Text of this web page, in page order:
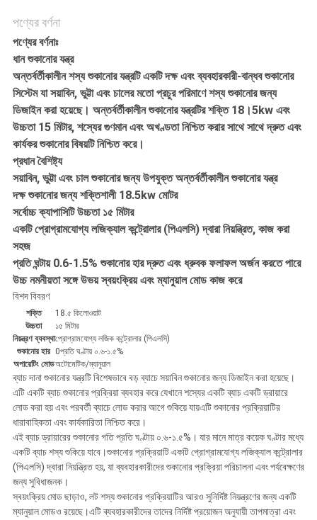
নীতি
পণ্যের বর্ণনা
পণ্যের বর্ণনাঃ
ধান শুকানোর যন্ত্র
অন্তর্বর্তীকালীন শস্য শুকানোর যন্ত্রটি একটি দক্ষ এবং ব্যবহারকারী-বান্ধব শুকানোর
সিস্টেম যা সয়াবিন, ভুট্টা এবং চালের মতো প্রচুর পরিমাণে শস্য শুকানোর জন্য
ডিজাইন করা হয়েছে। অন্তর্বর্তীকালীন শুকানোর যন্ত্রটির শক্তি 18।5kw এবং
উচ্চতা 15 মিটার, শস্যের গুণমান এবং অখণ্ডতা নিশ্চিত করার সাথে সাথে দ্রুত এবং
কার্যকর শুকানোর বিষয়টি নিশ্চিত করে।
প্রধান বৈশিষ্ট্য
সয়াবিন, ভুট্টা এবং চাল শুকানোর জন্য উপযুক্ত অন্তর্বর্তীকালীন শুকানোর যন্ত্র
দক্ষ শুকানোর জন্য শক্তিশালী 18.5kw মোটর
সর্বোচ্চ ক্যাপাসিটি উচ্চতা ১৫ মিটার
একটি প্রোগ্রামযোগ্য লজিক্যাল কন্ট্রোলার (পিএলসি) দ্বারা নিয়ন্ত্রিত, কাজ করা
সহজ
প্রতি ঘন্টায় 0.6-1.5% শুকানোর হার দ্রুত এবং ধ্রুবক ফলাফল অর্জন করতে পারে
উচ্চ নমনীয়তা সঙ্গে উভয় স্বয়ংক্রিয় এবং ম্যানুয়াল মোড কাজ করে
বিশদ বিবরণ
শক্তি
18.৫ কিলোওয়াট
উচ্চতা
১৫ মিটার
নিয়ন্ত্রণ ব্যবস্থাপ্রোগ্রামযোগ্য লজিক কন্ট্রোলার (পিএলসি)
শুকানোর হার 0প্রতি ঘণ্টায় ০.৬-১.৫%
অপারেটিং মোডঅটোমেটিক/ম্যানুয়াল
ব্যাচ দানা শুকানোর যন্ত্রটি বিশেষভাবে বড় ব্যাচে সয়াবিন শুকানোর জন্য ডিজাইন করা হয়েছে।
এটি একটি ব্যাচ শুকানোর প্রক্রিয়া ব্যবহার করে যেখানে শস্যের একটি ব্যাচ একটি ড্রায়ারে
লোড করা হয় এবং পরবর্তী ব্যাচে লোড করার আগে শুকিয়ে যায়এটি শুকানোর প্রক্রিয়াটির
ধারাবাহিকতা এবং কার্যকারিতা নিশ্চিত করে।
এই ব্যাচ ড্রায়ারের শুকানোর গতি প্রতি ঘণ্টায় ০.৬-১.৫%। যার মানে মাত্র কয়েক ঘণ্টার মধ্যে
একটি ব্যাচ শস্য শুকিয়ে যাবে।শুকানোর প্রক্রিয়াটি একটি প্রোগ্রামযোগ্য লজিক্যাল কন্ট্রোলার
(পিএলসি) দ্বারা নিয়ন্ত্রিত হয়, যা ব্যবহারকারীদের শুকানোর প্রক্রিয়া পরিচালনা এবং পর্যবেক্ষণের
জন্য সুবিধাজনক।
স্বয়ংক্রিয় মোড ছাড়াও, লট শস্য শুকানোর প্রক্রিয়াটির আরও সুনির্দিষ্ট নিয়ন্ত্রণের জন্য একটি
ম্যানুয়াল মোডও রয়েছে।এটি ব্যবহারকারীদের তাদের নির্দিষ্ট প্রয়োজন অনুযায়ী তাপমাত্রা এবং